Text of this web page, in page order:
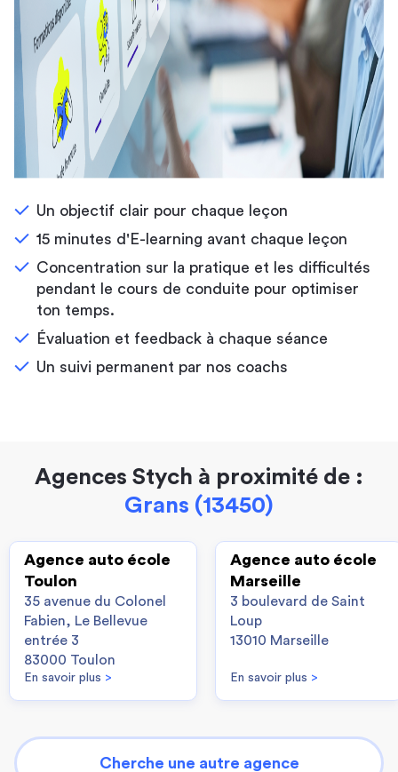
Un objectif clair pour chaque leçon
15 minutes d'E-learning avant chaque leçon
Concentration sur la pratique et les difficultés
pendant le cours de conduite pour optimiser
ton temps.
Évaluation et feedback à chaque séance
Un suivi permanent par nos coachs
Agences Stych à proximité de :
Grans (13450)
Agence auto école
Toulon
35 avenue du Colonel
Fabien, Le Bellevue
entrée 3
83000 Toulon
En savoir plus >
Agence auto école
Marseille
3 boulevard de Saint
Loup
13010 Marseille
En savoir plus >
Cherche une autre agence